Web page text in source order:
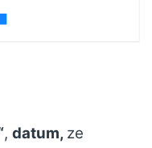
, datum, ze